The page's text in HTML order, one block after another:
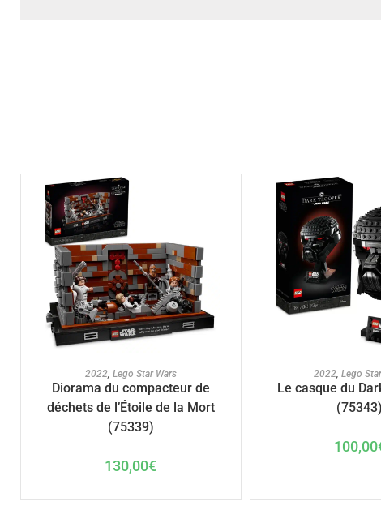
AJOUTER AU PANIER
2022, Lego Star Wars
Diorama du compacteur de
déchets de l’Étoile de la Mort
(75339)
130,00€
AJOUTER AU
2022,Lego
Le casque du
(75343)
100,00